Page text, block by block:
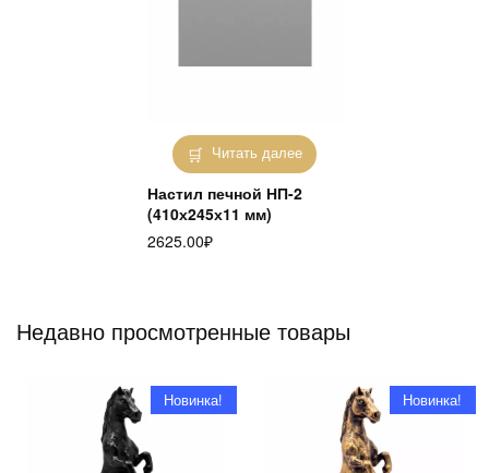
Читать далее
Настил печной НП-2
(410х245х11 мм)
2625.00₽
Недавно просмотренные товары
Новинка! Новинка!